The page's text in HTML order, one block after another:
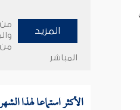
المزيد
من
المباشر
الأكثر استماعا لهذا